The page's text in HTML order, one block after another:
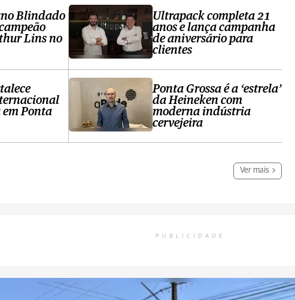
Blindado
Lins no
Ponta
Ultrapack completa 21
anos e lança campanha
de aniversário para
clientes
Ponta Grossa é a ‘estrela’
da Heineken com
moderna indústria
cervejeira
Ver mais
PUBLICIDADE